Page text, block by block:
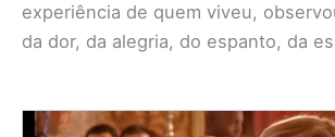
experiência de quem viveu,
da dor, da alegria, do espanto, da